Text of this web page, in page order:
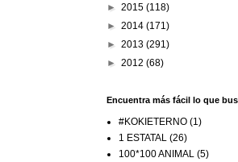
► 2015 (118)
► 2014 (171)
► 2013 (291)
► 2012 (68)
Encuentra más fácil lo que
#KOKIETERNO (1)
1 ESTATAL (26)
100*100 ANIMAL (5)